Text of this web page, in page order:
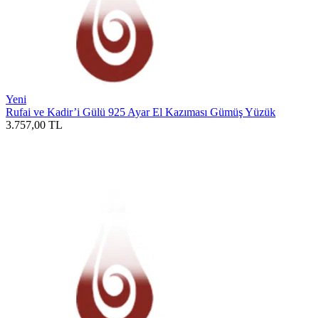
Yeni
Rufai ve Kadir’i Gülü 925 Ayar El Kazıması Gümüş Yüzük
3.757,00 TL